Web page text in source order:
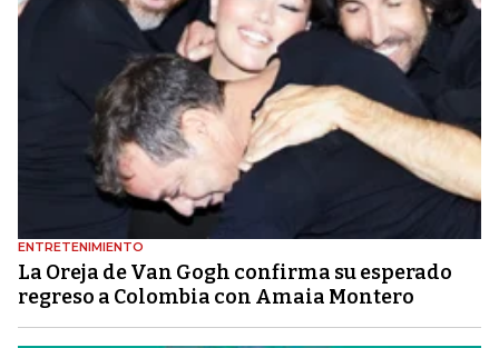
ENTRETENIMIENTO
La Oreja de Van Gogh confirma su esperado
regreso a Colombia con Amaia Montero